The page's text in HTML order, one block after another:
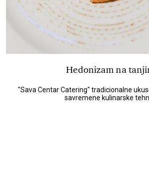
Hedonizam na
"Sava Centar Catering" tradicionalne
savremene kulinarske